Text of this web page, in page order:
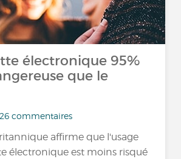
électronique 95%
que le
26 commentaires
affirme que l'usage
électronique est moins risqué